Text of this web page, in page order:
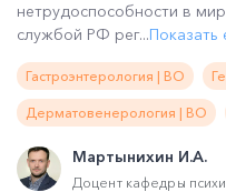
нетрудоспособности в
службой РФ рег...Показать
Гастроэнтерология | ВО
Дерматовенерология | ВО
Мартынихин И.А.
Доцент кафедры